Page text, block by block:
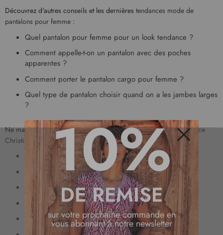
Découvrez d'autres conseils et les dernières tendances mode de
pantalons pour femme :
Quel pantalon pour femme pour un look tendance ?
Comment appelle-t-on un pantalon avec des poches
apparentes ?
Comment porter le pantalon cargo pour femme ?
Quel type de pantalon choisir quand on a les jambes larges
?
Ne manquez pas notresélection de pantalons pour femme tendance
Christine Laure
:
pantalon beige pour femme ;
pantalon clair pour femme;
pantalon kaki pour femme;
pantalon flare pour femme;
pantalon large pour femme;
Fermer
10%
DE REMISE
sur votre prochaine commande en
vous abonnant à notre newsletter